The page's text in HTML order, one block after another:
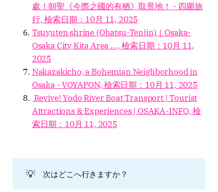
處！朝聖《今際之國的有栖》取景地！ - 四圍旅
行, 檢索日期：10月 11, 2025
Tsuyuten shrine (Ohatsu-Tenjin)｜Osaka-
Osaka City Kita Area ..., 檢索日期：10月 11,
2025
Nakazakicho, a Bohemian Neighborhood in
Osaka - VOYAPON, 檢索日期：10月 11, 2025
Revive! Yodo River Boat Transport | Tourist
Attractions & Experiences | OSAKA-INFO, 檢
索日期：10月 11, 2025
💡 次はどこへ行きますか？